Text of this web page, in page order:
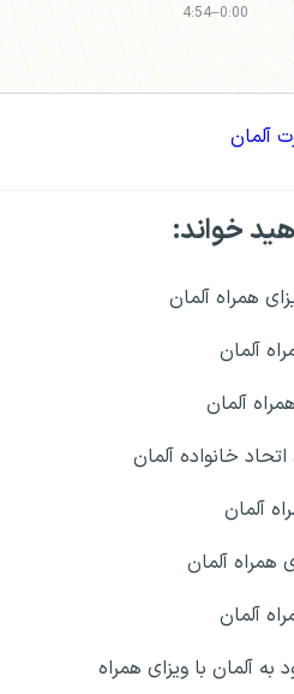
0:00
–
4:54
آلمان
خواند:
همراه آلمان
آلمان
آلمان
خانواده آلمان
آلمان
همراه آلمان
آلمان
به آلمان با ویزای همراه